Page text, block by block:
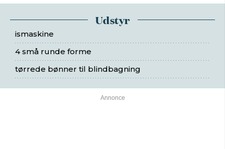
Udstyr
ismaskine
4 små runde forme
tørrede bønner til blindbagning